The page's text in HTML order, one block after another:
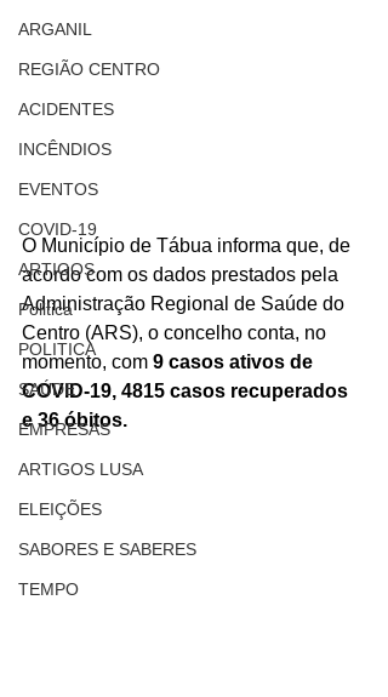
ARGANIL
REGIÃO CENTRO
ACIDENTES
INCÊNDIOS
EVENTOS
COVID-19
ARTIGOS
Politica
POLITICA
SAÚDE
EMPRESAS
ARTIGOS LUSA
ELEIÇÕES
SABORES E SABERES
TEMPO
O Município de Tábua informa que, de
acordo com os dados prestados pela
Administração Regional de Saúde do
Centro (ARS), o concelho conta, no
momento, com 9 casos ativos de
COVID-19, 4815 casos recuperados
e 36 óbitos.